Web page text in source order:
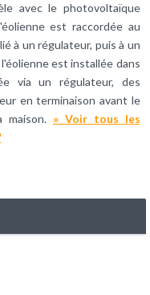
avec le photovoltaïque
est raccordée au
à un régulateur, puis à un
est installée dans
via un régulateur, des
en terminaison avant le
maison. » Voir tous les